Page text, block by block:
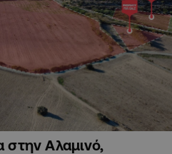
στην Αλαμινό,